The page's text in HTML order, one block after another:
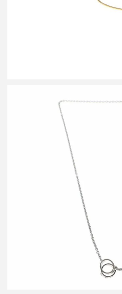
カルティエ K18WG Baby Love
ールドネックレス シルバー